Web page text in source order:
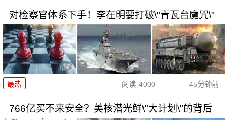
对检察官体系下手！李在明要打破\"青瓦台魔咒\"
最热 阅读 4000 45分钟前
766亿买不来安全？美核潜光鲜\"大计划\"的背后